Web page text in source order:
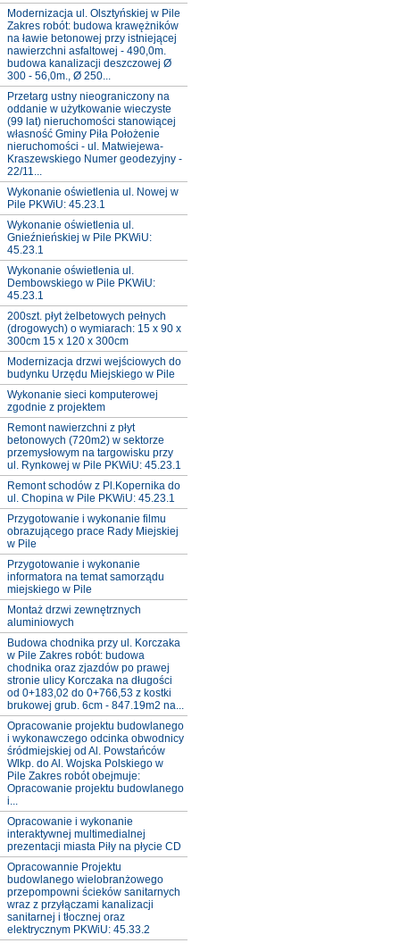
Modernizacja ul. Olsztyńskiej w Pile
Zakres robót: budowa krawężników
na ławie betonowej przy istniejącej
nawierzchni asfaltowej - 490,0m.
budowa kanalizacji deszczowej Ø
300 - 56,0m., Ø 250...
Przetarg ustny nieograniczony na
oddanie w użytkowanie wieczyste
(99 lat) nieruchomości stanowiącej
własność Gminy Piła Położenie
nieruchomości - ul. Matwiejewa-
Kraszewskiego Numer geodezyjny -
22/11...
Wykonanie oświetlenia ul. Nowej w
Pile PKWiU: 45.23.1
Wykonanie oświetlenia ul.
Gnieźnieńskiej w Pile PKWiU:
45.23.1
Wykonanie oświetlenia ul.
Dembowskiego w Pile PKWiU:
45.23.1
200szt. płyt żelbetowych pełnych
(drogowych) o wymiarach: 15 x 90 x
300cm 15 x 120 x 300cm
Modernizacja drzwi wejściowych do
budynku Urzędu Miejskiego w Pile
Wykonanie sieci komputerowej
zgodnie z projektem
Remont nawierzchni z płyt
betonowych (720m2) w sektorze
przemysłowym na targowisku przy
ul. Rynkowej w Pile PKWiU: 45.23.1
Remont schodów z Pl.Kopernika do
ul. Chopina w Pile PKWiU: 45.23.1
Przygotowanie i wykonanie filmu
obrazującego prace Rady Miejskiej
w Pile
Przygotowanie i wykonanie
informatora na temat samorządu
miejskiego w Pile
Montaż drzwi zewnętrznych
aluminiowych
Budowa chodnika przy ul. Korczaka
w Pile Zakres robót: budowa
chodnika oraz zjazdów po prawej
stronie ulicy Korczaka na długości
od 0+183,02 do 0+766,53 z kostki
brukowej grub. 6cm - 847.19m2 na...
Opracowanie projektu budowlanego
i wykonawczego odcinka obwodnicy
śródmiejskiej od Al. Powstańców
Wlkp. do Al. Wojska Polskiego w
Pile Zakres robót obejmuje:
Opracowanie projektu budowlanego
i...
Opracowanie i wykonanie
interaktywnej multimedialnej
prezentacji miasta Piły na płycie CD
Opracowannie Projektu
budowlanego wielobranżowego
przepompowni ścieków sanitarnych
wraz z przyłączami kanalizacji
sanitarnej i tłocznej oraz
elektrycznym PKWiU: 45.33.2